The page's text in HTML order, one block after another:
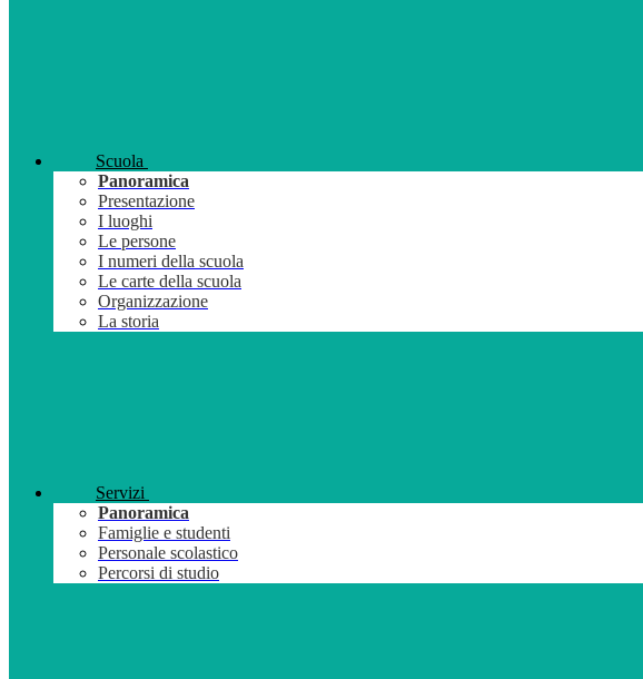
Scuola
Panoramica
Presentazione
I luoghi
Le persone
I numeri della scuola
Le carte della scuola
Organizzazione
La storia
Servizi
Panoramica
Famiglie e studenti
Personale scolastico
Percorsi di studio